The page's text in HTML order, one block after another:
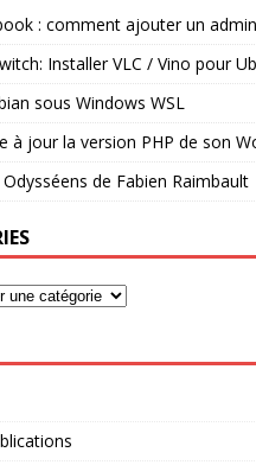
: comment ajouter un
Installer VLC / Vino pour
sous Windows WSL
à jour la version PHP de son
de Fabien Raimbault